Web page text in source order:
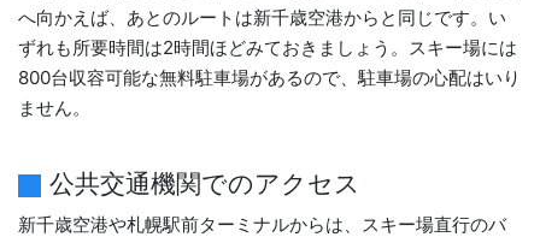
へ向かえば、あとのルートは新千歳空港からと同じです。い
ずれも所要時間は2時間ほどみておきましょう。スキー場には
800台収容可能な無料駐車場があるので、駐車場の心配はいり
ません。
公共交通機関でのアクセス
新千歳空港や札幌駅前ターミナルからは、スキー場直行のバ